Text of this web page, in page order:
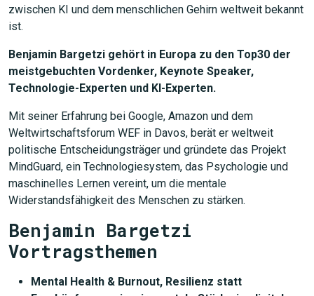
zwischen KI und dem menschlichen Gehirn weltweit bekannt
ist.
Benjamin Bargetzi gehört in Europa zu den Top30 der
meistgebuchten Vordenker, Keynote Speaker,
Technologie-Experten und KI-Experten.
Mit seiner Erfahrung bei Google, Amazon und dem
Weltwirtschaftsforum WEF in Davos, berät er weltweit
politische Entscheidungsträger und gründete das Projekt
MindGuard, ein Technologiesystem, das Psychologie und
maschinelles Lernen vereint, um die mentale
Widerstandsfähigkeit des Menschen zu stärken.
Benjamin Bargetzi
Vortragsthemen
Mental Health & Burnout, Resilienz statt